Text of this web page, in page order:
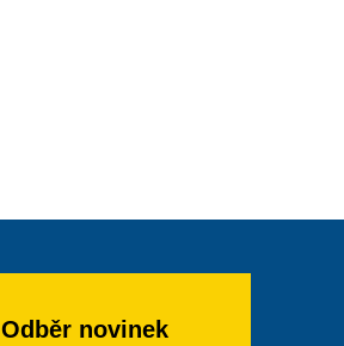
Odběr novinek